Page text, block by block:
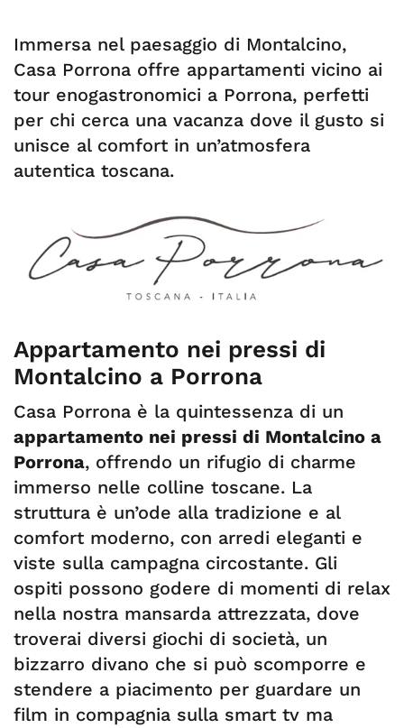
Immersa nel paesaggio di Montalcino,
Casa Porrona offre appartamenti vicino ai
tour enogastronomici a Porrona, perfetti
per chi cerca una vacanza dove il gusto si
unisce al comfort in un’atmosfera
autentica toscana.
Appartamento nei pressi di
Montalcino a Porrona
Casa Porrona è la quintessenza di un
appartamento nei pressi di Montalcino a
Porrona, offrendo un rifugio di charme
immerso nelle colline toscane. La
struttura è un’ode alla tradizione e al
comfort moderno, con arredi eleganti e
viste sulla campagna circostante. Gli
ospiti possono godere di momenti di relax
nella nostra mansarda attrezzata, dove
troverai diversi giochi di società, un
bizzarro divano che si può scomporre e
stendere a piacimento per guardare un
film in compagnia sulla smart tv ma